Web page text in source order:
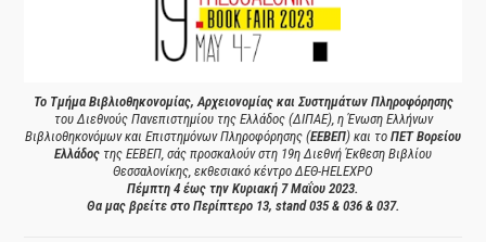
Το Τμήμα Βιβλιοθηκονομίας, Αρχειονομίας και Συστημάτων Πληροφόρησης
του Διεθνούς Πανεπιστημίου της Ελλάδος (ΔΙΠΑΕ), η Ένωση Ελλήνων
Βιβλιοθηκονόμων και Επιστημόνων Πληροφόρησης (ΕΕΒΕΠ) και το ΠΕΤ Βορείου
Ελλάδος της ΕΕΒΕΠ, σάς προσκαλούν στη 19η Διεθνή Έκθεση Βιβλίου
Θεσσαλονίκης, εκθεσιακό κέντρο ΔΕΘ-HELEXPO
Πέμπτη 4 έως την Κυριακή 7 Μαΐου 2023.
Θα μας βρείτε στο Περίπτερο 13, stand 035 & 036 & 037.